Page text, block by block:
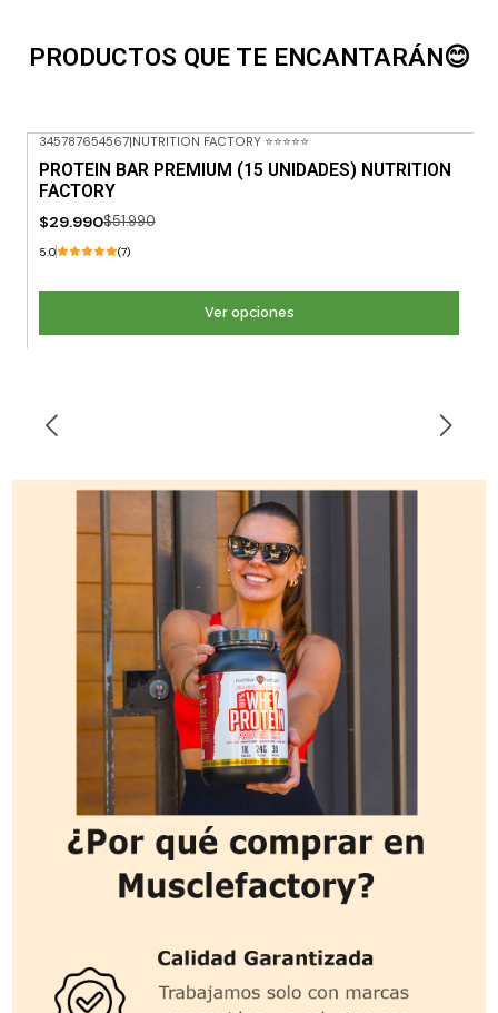
PRODUCTOS QUE TE ENCANTARÁN😊
345787654567|NUTRITION FACTORY ⭐⭐⭐⭐⭐
PROTEIN BAR PREMIUM (15 UNIDADES) NUTRITION
FACTORY
$29.990$51.990
5.0 (7)
Ver opciones